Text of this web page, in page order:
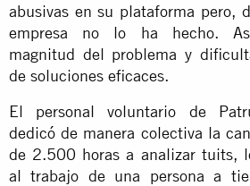
abusivas en su plataforma pero,
empresa no lo ha hecho.
magnitud del problema y
de soluciones eficaces.
El personal voluntario de
dedicó de manera colectiva la
de 2.500 horas a analizar tuits,
al trabajo de una persona a